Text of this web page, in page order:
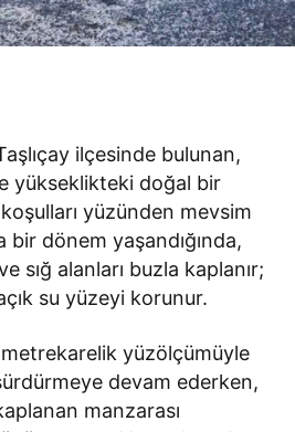
ilçesinde bulunan,
yükseklikteki doğal bir
yüzünden mevsim
bir dönem yaşandığında,
sığ alanları buzla kaplanır;
su yüzeyi korunur.
yüzölçümüyle
devam ederken,
manzarası